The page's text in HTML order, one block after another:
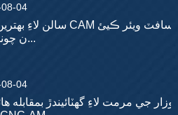
04
ن چونڊيو...
04
اوزار جي مرمت لاءِ گھٽائيندڙ بمقابله